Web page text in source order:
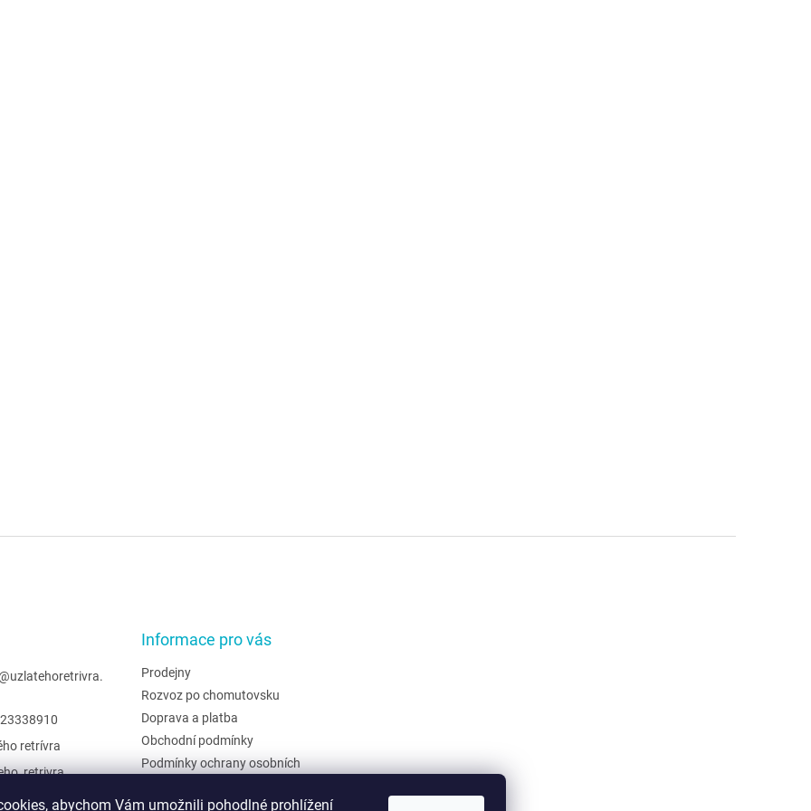
abychom Vám umožnili pohodlné prohlížení
uzlatehoretrivra.
retrívra
Informace pro vás
Prodejny
Rozvoz po chomutovsku
Doprava a platba
Obchodní podmínky
Podmínky ochrany osobních
Hodnocení obchodu